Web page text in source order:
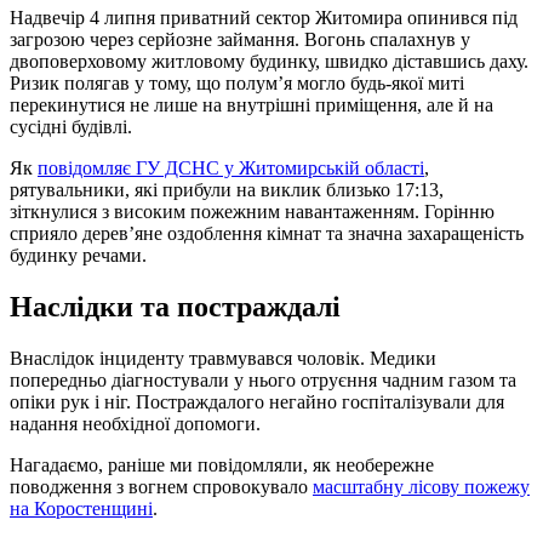
Надвечір 4 липня приватний сектор Житомира опинився під
загрозою через серйозне займання. Вогонь спалахнув у
двоповерховому житловому будинку, швидко діставшись даху.
Ризик полягав у тому, що полум’я могло будь-якої миті
перекинутися не лише на внутрішні приміщення, але й на
сусідні будівлі.
Як повідомляє ГУ ДСНС у Житомирській області,
рятувальники, які прибули на виклик близько 17:13,
зіткнулися з високим пожежним навантаженням. Горінню
сприяло дерев’яне оздоблення кімнат та значна захаращеність
будинку речами.
Наслідки та постраждалі
Внаслідок інциденту травмувався чоловік. Медики
попередньо діагностували у нього отруєння чадним газом та
опіки рук і ніг. Постраждалого негайно госпіталізували для
надання необхідної допомоги.
Нагадаємо, раніше ми повідомляли, як необережне
поводження з вогнем спровокувало масштабну лісову пожежу
на Коростенщині.